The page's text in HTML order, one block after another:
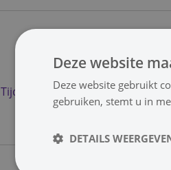
Tijdschakela
Wi-Fi SmartL
ife
Deze website
Deze website gebruikt
gebruiken, stemt u in
DETAILS